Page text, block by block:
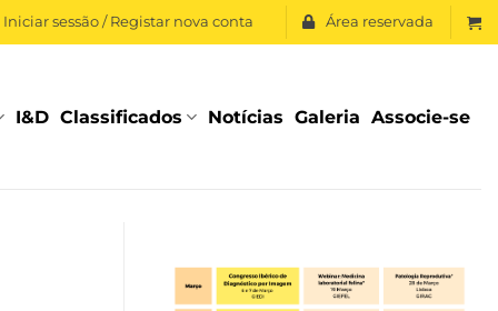
Iniciar sessão / Registar nova conta Área reservada
I&D Classificados Notícias Galeria Associe-se